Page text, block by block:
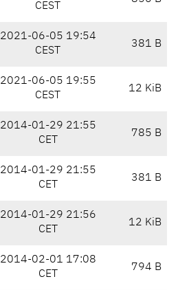
CEST
2021-06-05 19:54
CEST
381 B
2021-06-05 19:55
CEST
12 KiB
2014-01-29 21:55
CET
785 B
2014-01-29 21:55
CET
381 B
2014-01-29 21:56
CET
12 KiB
2014-02-01 17:08
CET
794 B